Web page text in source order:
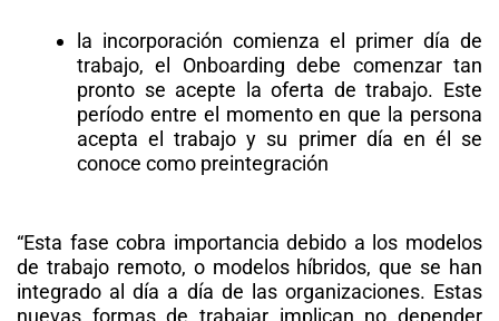
la incorporación comienza el primer día de
trabajo, el Onboarding debe comenzar tan
pronto se acepte la oferta de trabajo. Este
período entre el momento en que la persona
acepta el trabajo y su primer día en él se
conoce como preintegración
“Esta fase cobra importancia debido a los modelos
de trabajo remoto, o modelos híbridos, que se han
integrado al día a día de las organizaciones. Estas